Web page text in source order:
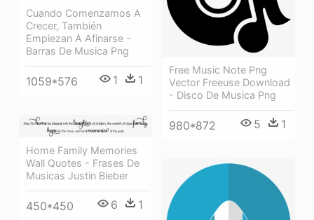
Cuando Comenzamos A
Crecer, También
Empiezan A Afinarse -
Barras De Musica Png
1059*576 1 1
Free Music Note Png
Vector Freeuse Download
- Disco De Musica Png
980*872 5 1
Home Family Memories
Wall Quotes - Frases De
Musicas Justin Bieber
450*450 6 1